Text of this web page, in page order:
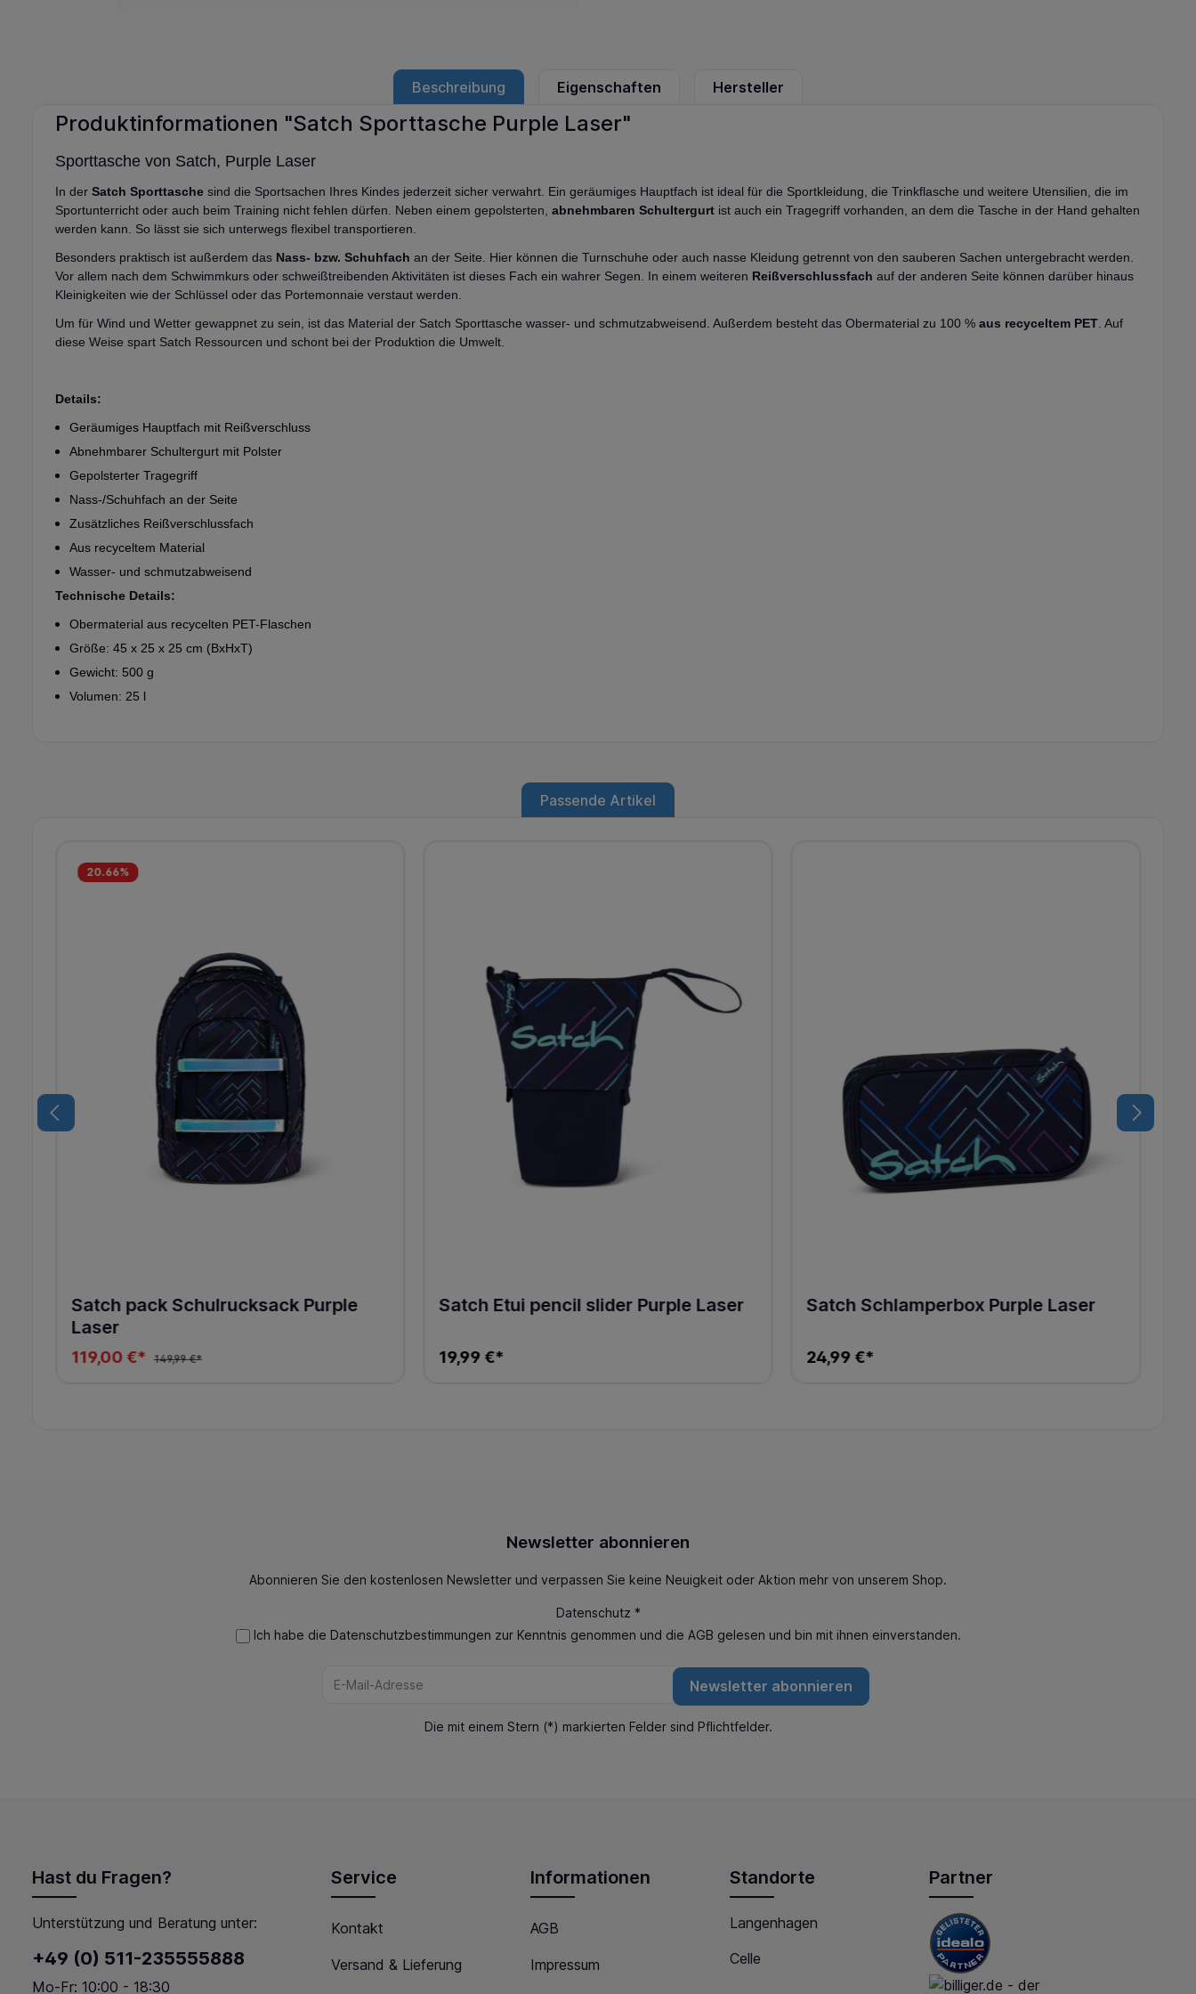
Beschreibung Eigenschaften Hersteller
Produktinformationen "Satch Sporttasche Purple Laser"
Sporttasche von Satch, Purple Laser
In der Satch Sporttasche sind die Sportsachen Ihres Kindes jederzeit sicher verwahrt. Ein geräumiges Hauptfach ist ideal für die Sportkleidung, die Trinkflasche und weitere Utensilien, die im
Sportunterricht oder auch beim Training nicht fehlen dürfen. Neben einem gepolsterten, abnehmbaren Schultergurt ist auch ein Tragegriff vorhanden, an dem die Tasche in der Hand gehalten
werden kann. So lässt sie sich unterwegs flexibel transportieren.
Besonders praktisch ist außerdem das Nass- bzw. Schuhfach an der Seite. Hier können die Turnschuhe oder auch nasse Kleidung getrennt von den sauberen Sachen untergebracht werden.
Vor allem nach dem Schwimmkurs oder schweißtreibenden Aktivitäten ist dieses Fach ein wahrer Segen. In einem weiteren Reißverschlussfach auf der anderen Seite können darüber hinaus
Kleinigkeiten wie der Schlüssel oder das Portemonnaie verstaut werden.
Um für Wind und Wetter gewappnet zu sein, ist das Material der Satch Sporttasche wasser- und schmutzabweisend. Außerdem besteht das Obermaterial zu 100 % aus recyceltem PET . Auf
diese Weise spart Satch Ressourcen und schont bei der Produktion die Umwelt.
Details:
Geräumiges Hauptfach mit Reißverschluss
Abnehmbarer Schultergurt mit Polster
Gepolsterter Tragegriff
Nass-/Schuhfach an der Seite
Zusätzliches Reißverschlussfach
Aus recyceltem Material
Wasser- und schmutzabweisend
Technische Details:
Obermaterial aus recycelten PET-Flaschen
Größe: 45 x 25 x 25 cm (BxHxT)
Gewicht: 500 g
Volumen: 25 l
Passende Artikel
20.66%
Satch pack Schulrucksack Purple
Laser
119,00 €* 149,99 €*
Satch Etui pencil slider Purple Laser
19,99 €*
Satch Schlamperbox Purple Laser
24,99 €*
Newsletter abonnieren
Abonnieren Sie den kostenlosen Newsletter und verpassen Sie keine Neuigkeit oder Aktion mehr von unserem Shop.
Datenschutz *
Ich habe die Datenschutzbestimmungen zur Kenntnis genommen und die AGB gelesen und bin mit ihnen einverstanden.
Newsletter abonnieren
Die mit einem Stern (*) markierten Felder sind Pflichtfelder.
Partner
Standorte
Langenhagen
Celle
Hast du Fragen?
Unterstützung und Beratung unter:
+49 (0) 511-235555888
Mo-Fr: 10:00 - 18:30
Service
Kontakt
Versand & Lieferung
Informationen
AGB
Impressum